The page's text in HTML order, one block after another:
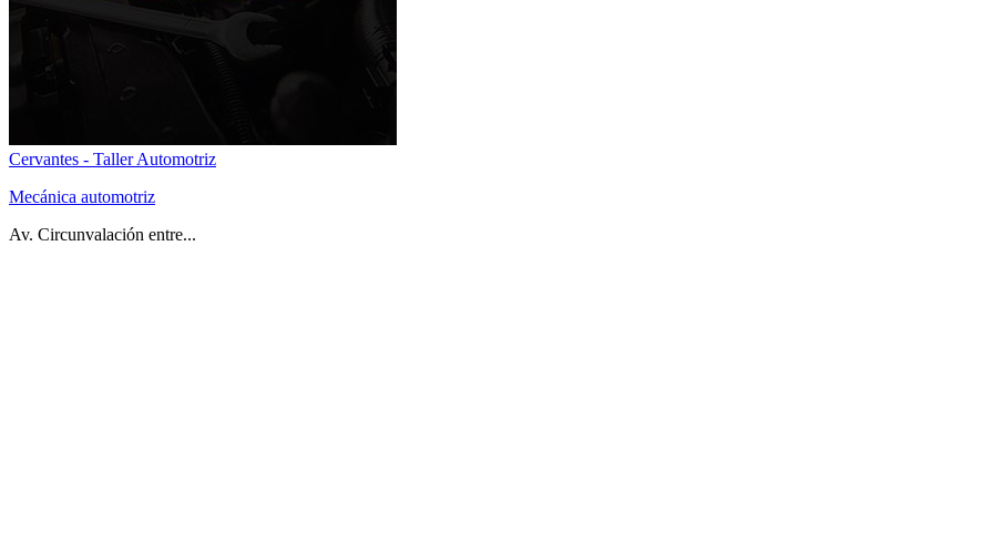
Cervantes - Taller Automotriz
Mecánica automotriz
Av. Circunvalación entre...